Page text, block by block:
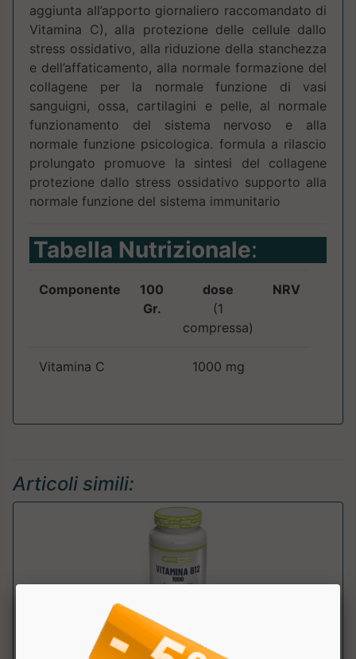
aggiunta all’apporto giornaliero raccomandato di
Vitamina C), alla protezione delle cellule dallo
stress ossidativo, alla riduzione della stanchezza
e dell’affaticamento, alla normale formazione del
collagene per la normale funzione di vasi
sanguigni, ossa, cartilagini e pelle, al normale
funzionamento del sistema nervoso e alla
normale funzione psicologica. formula a rilascio
prolungato promuove la sintesi del collagene
protezione dallo stress ossidativo supporto alla
normale funzione del sistema immunitario
Tabella Nutrizionale:
Componente
100
Gr.
dose
(1
compressa)
NRV
Vitamina C 1000 mg
Articoli simili: